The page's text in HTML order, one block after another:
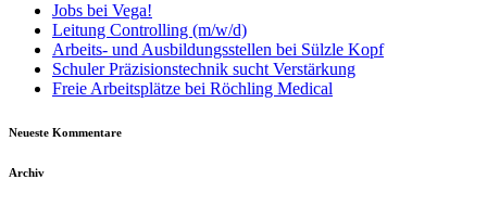
Jobs bei Vega!
Leitung Controlling (m/w/d)
Arbeits- und Ausbildungsstellen bei Sülzle Kopf
Schuler Präzisionstechnik sucht Verstärkung
Freie Arbeitsplätze bei Röchling Medical
Neueste Kommentare
Archiv